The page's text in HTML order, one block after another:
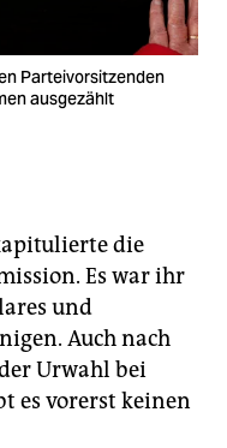
Parteivorsitzenden
ausgezählt
die
Es war ihr
und
Auch nach
Urwahl bei
es vorerst keinen